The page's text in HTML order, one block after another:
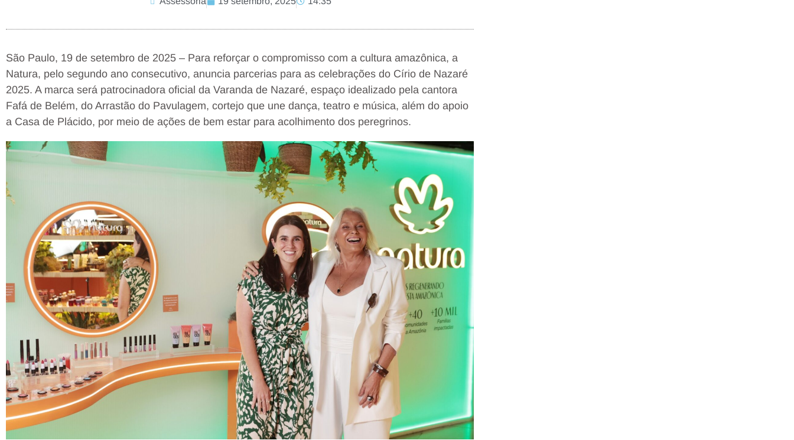
São Paulo, 19 de setembro de 2025 – Para reforçar o compromisso com a cultura amazônica, a
Natura, pelo segundo ano consecutivo, anuncia parcerias para as celebrações do Círio de Nazaré
2025. A marca será patrocinadora oficial da Varanda de Nazaré, espaço idealizado pela cantora
Fafá de Belém, do Arrastão do Pavulagem, cortejo que une dança, teatro e música, além do apoio
a Casa de Plácido, por meio de ações de bem estar para acolhimento dos peregrinos.